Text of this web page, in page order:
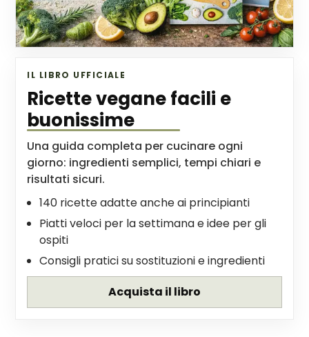
IL LIBRO UFFICIALE
Ricette vegane facili e
buonissime
Una guida completa per cucinare ogni
giorno: ingredienti semplici, tempi chiari e
risultati sicuri.
140 ricette adatte anche ai principianti
Piatti veloci per la settimana e idee per gli
ospiti
Consigli pratici su sostituzioni e ingredienti
Acquista il libro